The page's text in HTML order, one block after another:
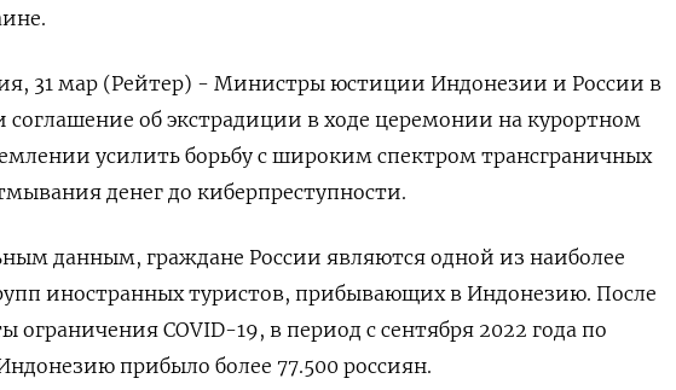
31 мар (Рейтер) - Министры юстиции Индонезии и России в
соглашение об экстрадиции в ходе церемонии на курортном
усилить борьбу с широким спектром трансграничных
денег до киберпреступности.
данным, граждане России являются одной из наиболее
иностранных туристов, прибывающих в Индонезию. После
ограничения COVID-19, в период с сентября 2022 года по
прибыло более 77.500 россиян.